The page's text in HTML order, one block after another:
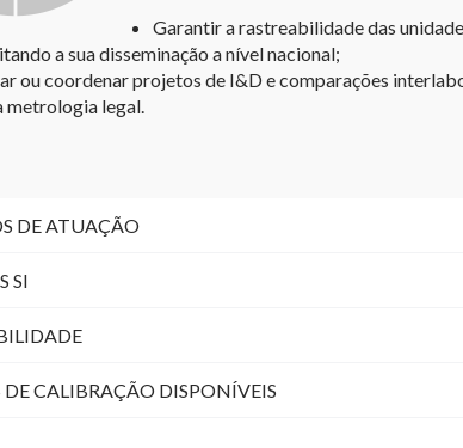
Garantir a rastreabilidade das
a sua disseminação a nível nacional;
ou coordenar projetos de I&D e comparações
metrologia legal.
DE ATUAÇÃO
SI
DE CALIBRAÇÃO DISPONÍVEIS